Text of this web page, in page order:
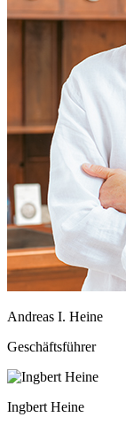
Andreas I. Heine
Geschäftsführer
Ingbert Heine